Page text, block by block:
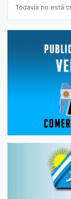
Todavía no está